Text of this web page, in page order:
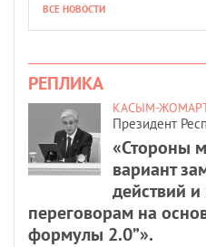
ВСЕ НОВОСТИ
РЕПЛИКА
КАСЫМ-
Президент
«Стороны
вариант
действий
переговорам на
формулы 2.0”».